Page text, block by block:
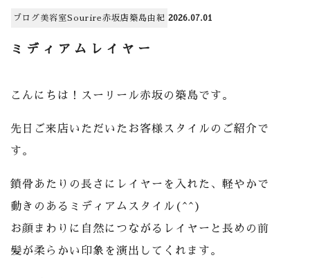
ブログ美容室Sourire赤坂店 築島由紀 2026.07.01
ミディアムレイヤー
こんにちは！スーリール赤坂の築島です。
先日ご来店いただいたお客様スタイルのご紹介で
す。
鎖骨あたりの長さにレイヤーを入れた、軽やかで
動きのあるミディアムスタイル(^^)
お顔まわりに自然につながるレイヤーと長めの前
髪が柔らかい印象を演出してくれます。